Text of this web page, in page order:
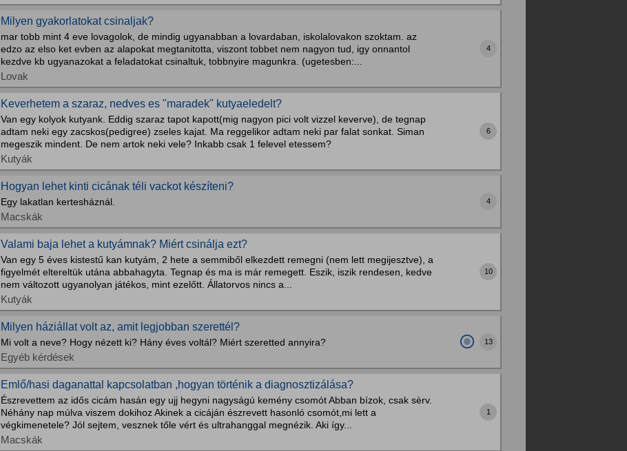
Milyen gyakorlatokat csinaljak?
mar tobb mint 4 eve lovagolok, de mindig ugyanabban a lovardaban, iskolalovakon szoktam. az
edzo az elso ket evben az alapokat megtanitotta, viszont tobbet nem nagyon tud, igy onnantol
kezdve kb ugyanazokat a feladatokat csinaltuk, tobbnyire magunkra. (ugetesben:...
Lovak
4
Keverhetem a szaraz, nedves es "maradek" kutyaeledelt?
Van egy kolyok kutyank. Eddig szaraz tapot kapott(mig nagyon pici volt vizzel keverve), de tegnap
adtam neki egy zacskos(pedigree) zseles kajat. Ma reggelikor adtam neki par falat sonkat. Siman
megeszik mindent. De nem artok neki vele? Inkabb csak 1 felevel etessem?
Kutyák
6
Hogyan lehet kinti cicának téli vackot készíteni?
Egy lakatlan kertesháznál.
Macskák
4
Valami baja lehet a kutyámnak? Miért csinálja ezt?
Van egy 5 éves kistestű kan kutyám, 2 hete a semmiből elkezdett remegni (nem lett megijesztve), a
figyelmét eltereltük utána abbahagyta. Tegnap és ma is már remegett. Eszik, iszik rendesen, kedve
nem változott ugyanolyan játékos, mint ezelőtt. Állatorvos nincs a...
Kutyák
10
Milyen háziállat volt az, amit legjobban szerettél?
Mi volt a neve? Hogy nézett ki? Hány éves voltál? Miért szeretted annyira?
Egyéb kérdések
13
Emlő/hasi daganattal kapcsolatban ,hogyan történik a diagnosztizálása?
Észrevettem az idős cicám hasán egy ujj hegyni nagyságú kemény csomót Abban bízok, csak sèrv.
Néhány nap múlva viszem dokihoz Akinek a cicáján észrevett hasonló csomót,mi lett a
végkimenetele? Jól sejtem, vesznek tőle vért és ultrahanggal megnézik. Aki így...
Macskák
1